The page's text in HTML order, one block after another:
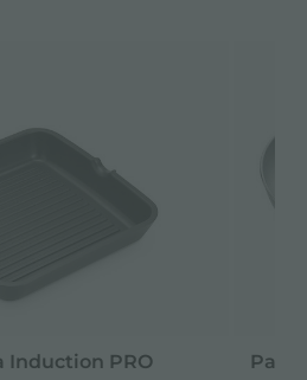
Induction PRO